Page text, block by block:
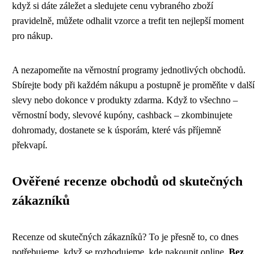
když si dáte záležet a sledujete cenu vybraného zboží
pravidelně, můžete odhalit vzorce a trefit ten nejlepší moment
pro nákup.
A nezapomeňte na věrnostní programy jednotlivých obchodů.
Sbírejte body při každém nákupu a postupně je proměňte v další
slevy nebo dokonce v produkty zdarma. Když to všechno –
věrnostní body, slevové kupóny, cashback – zkombinujete
dohromady, dostanete se k úsporám, které vás příjemně
překvapí.
Ověřené recenze obchodů od skutečných
zákazníků
Recenze od skutečných zákazníků? To je přesně to, co dnes
potřebujeme, když se rozhodujeme, kde nakoupit online. Bez